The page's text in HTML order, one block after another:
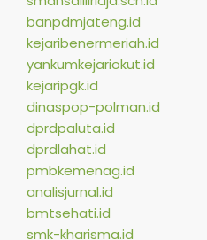
banpdmjateng.id
kejaribenermeriah.id
yankumkejariokut.id
kejaripgk.id
dinaspop-polman.id
dprdpaluta.id
dprdlahat.id
pmbkemenag.id
analisjurnal.id
bmtsehati.id
smk-kharisma.id